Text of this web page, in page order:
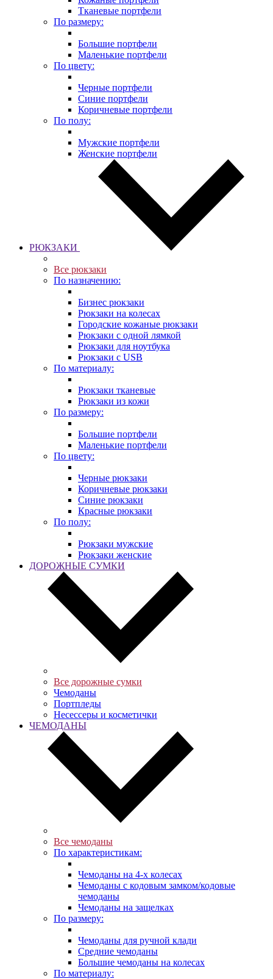
Тканевые портфели
По размеру:
Большие портфели
Маленькие портфели
По цвету:
Черные портфели
Синие портфели
Коричневые портфели
По полу:
Мужские портфели
Женские портфели
РЮКЗАКИ
Все рюкзаки
По назначению:
Бизнес рюкзаки
Рюкзаки на колесах
Городские кожаные рюкзаки
Рюкзаки с одной лямкой
Рюкзаки для ноутбука
Рюкзаки с USB
По материалу:
Рюкзаки тканевые
Рюкзаки из кожи
По размеру:
Большие портфели
Маленькие портфели
По цвету:
Черные рюкзаки
Коричневые рюкзаки
Синие рюкзаки
Красные рюкзаки
По полу:
Рюкзаки мужские
Рюкзаки женские
ДОРОЖНЫЕ СУМКИ
Все дорожные сумки
Чемоданы
Портпледы
Несессеры и косметички
ЧЕМОДАНЫ
Все чемоданы
По характеристикам:
Чемоданы на 4-х колесах
Чемоданы с кодовым замком/кодовые
чемоданы
Чемоданы на защелках
По размеру:
Чемоданы для ручной клади
Средние чемоданы
Большие чемоданы на колесах
По материалу: